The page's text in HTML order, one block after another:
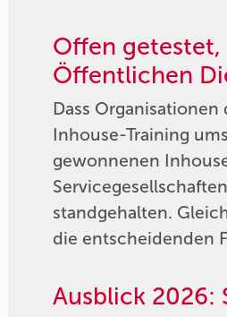
Offen
Öffentlichen
Dass
Inhouse-Training
gewonnenen
standgehalten.
die entscheidenden
Ausblick